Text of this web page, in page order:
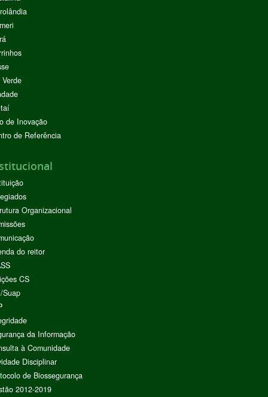
de Inovação
de Referência
Organizacional
do reitor
CS
Suap
da Informação
à Comunidade
Disciplinar
de Biossegurança
2012-2019